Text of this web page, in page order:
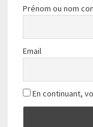
Prénom ou nom
Email
En continuant,